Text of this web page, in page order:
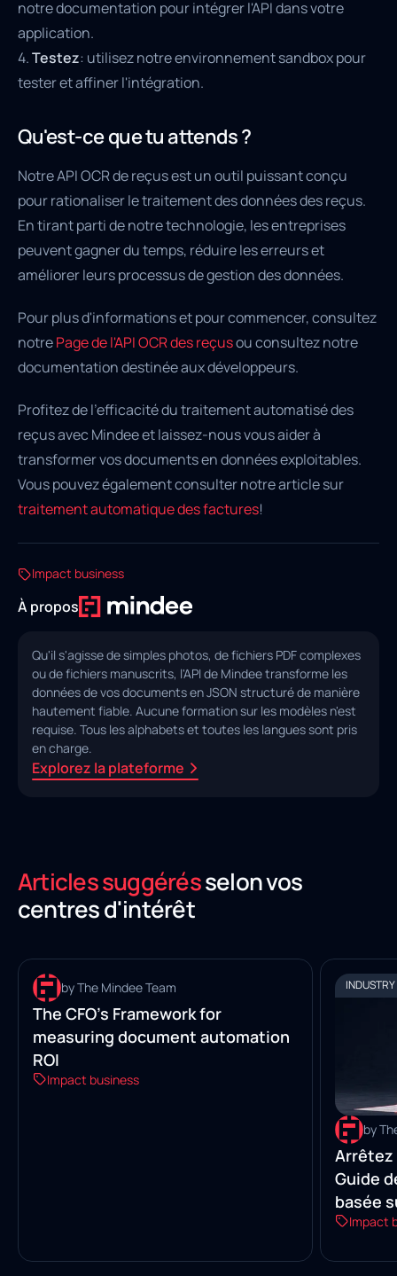
notre documentation pour intégrer l'API dans votre
application.
4.Testez: utilisez notre environnement sandbox pour
tester et affiner l'intégration.
Qu'est-ce que tu attends ?
Notre API OCR de reçus est un outil puissant conçu
pour rationaliser le traitement des données des reçus.
En tirant parti de notre technologie, les entreprises
peuvent gagner du temps, réduire les erreurs et
améliorer leurs processus de gestion des données.
Pour plus d'informations et pour commencer, consultez
notrePage de l'API OCR des reçusou consultez notre
documentation destinée aux développeurs.
Profitez de l'efficacité du traitement automatisé des
reçus avec Mindee et laissez-nous vous aider à
transformer vos documents en données exploitables.
Vous pouvez également consulter notre article sur
traitement automatique des factures!
Impact business
À propos
Qu'il s'agisse de simples photos, de fichiers PDF complexes
ou de fichiers manuscrits, l'API de Mindee transforme les
données de vos documents en JSON structuré de manière
hautement fiable. Aucune formation sur les modèles n'est
requise. Tous les alphabets et toutes les langues sont pris
en charge.
Explorez la plateforme
Articles suggérésselon vos
centres d'intérêt
INDUSTRY INSIGHTS
by The Mindee Team
The CFO’s Framework for
measuring document automation
ROI
Impact business
by
Arrêtez
Guide
basée
reçus
Impact